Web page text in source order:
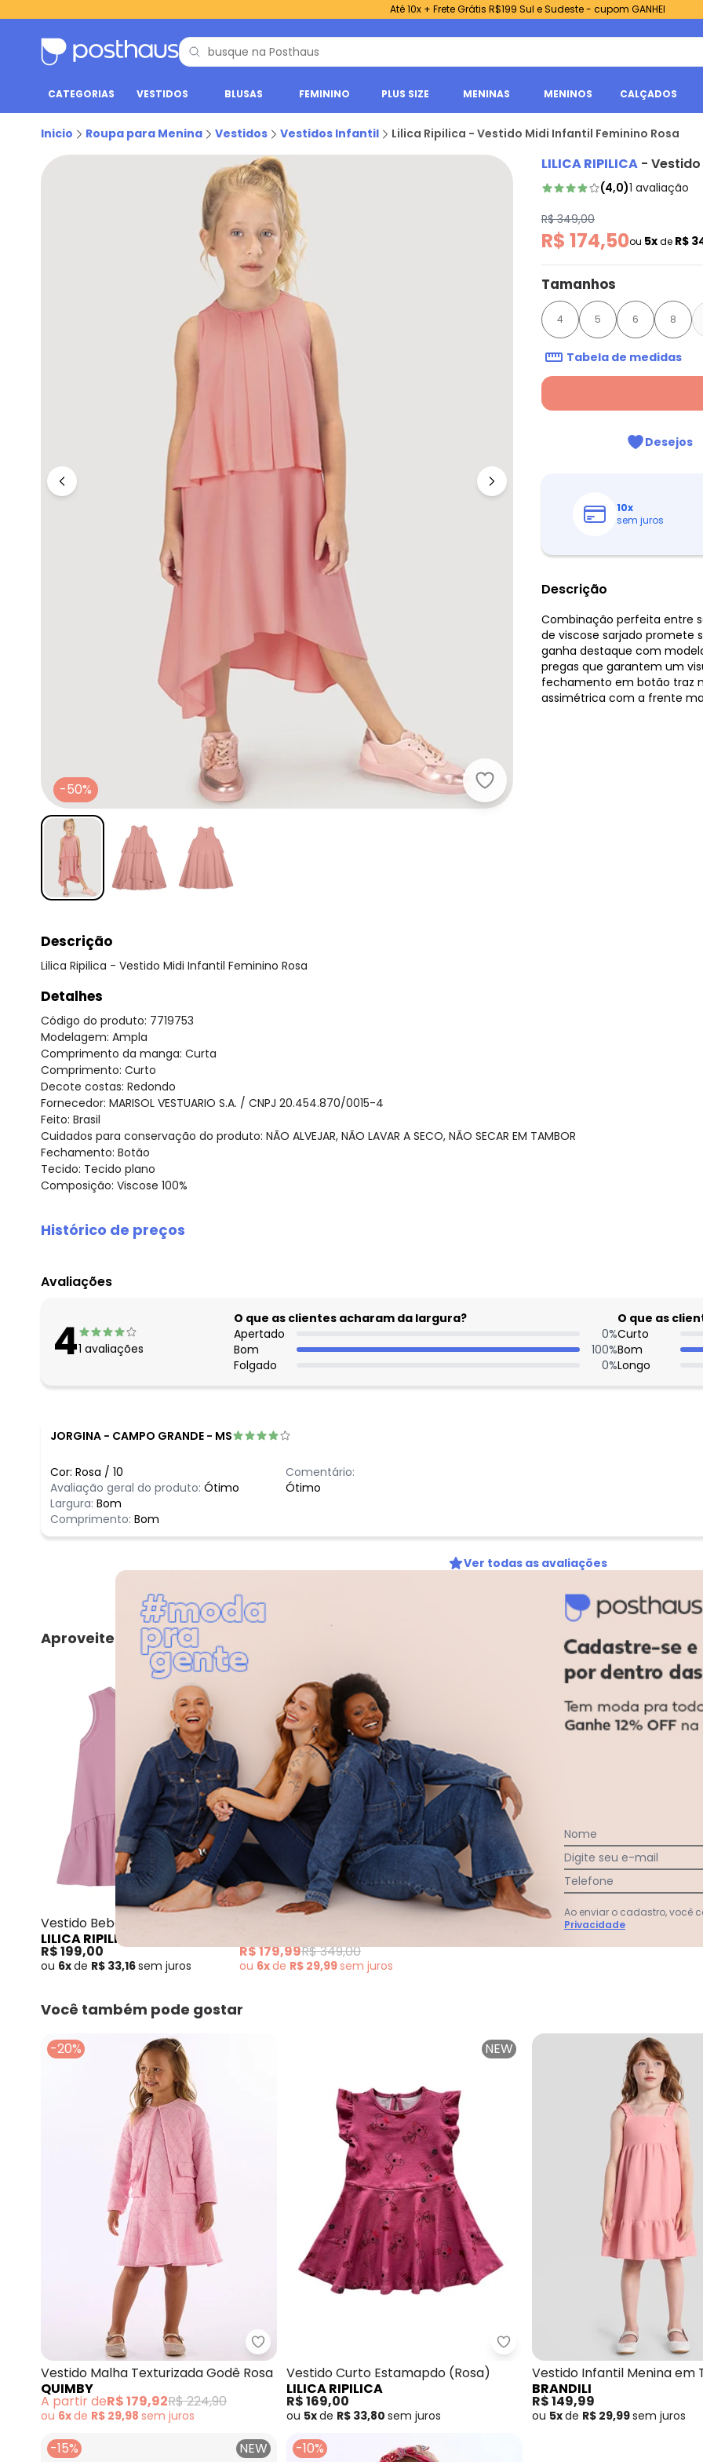
Até 10x + Frete Grátis R$199 Sul e Sudeste - cupom GANHEI
CATEGORIAS VESTIDOS BLUSAS FEMININO PLUS SIZE MENINAS MENINOS CALÇADOS
Inicio Roupa para Menina Vestidos Vestidos Infantil Lilica Ripilica - Vestido Midi Infantil Feminino Rosa
Lilica Ripilica - Vestido Midi Infantil
-50%
LILICA RIPILICA - Vestido
(4,0)1 avaliação
R$ 349,00
R$ 174,50ou 5xde R$
Tamanhos
4 5 6 8
Tabela de medidas
Desejos
10x
sem juros
Descrição
Combinação perfeita entre
de viscose sarjado promete
ganha destaque com
pregas que garantem um
fechamento em botão traz
assimétrica com a frente
Descrição
Lilica Ripilica - Vestido Midi Infantil Feminino Rosa
Detalhes
Código do produto: 7719753
Modelagem: Ampla
Comprimento da manga: Curta
Comprimento: Curto
Decote costas: Redondo
Fornecedor: MARISOL VESTUARIO S.A. / CNPJ 20.454.870/0015-4
Feito: Brasil
Cuidados para conservação do produto: NÃO ALVEJAR, NÃO LAVAR A SECO, NÃO SECAR EM TAMBOR
Fechamento: Botão
Tecido: Tecido plano
Composição: Viscose 100%
Histórico de preços
agosto/2026
maio/2026
abril/2026
fevereiro/2026
Avaliações
41 avaliações
O que as clientes acharam da largura?
Apertado
0%
Bom
100%
Folgado
0%
O que as
Curto
Bom
Longo
JORGINA - CAMPO GRANDE - MS
Cor: Rosa / 10
Avaliação geral do produto: Ótimo
Largura: Bom
Comprimento: Bom
Comentário:
Ótimo
Ver todas as avaliações
Aproveite e compre junto
NEW
Lilica Ripilica - Vestido Bebê Feminino Rosa
Vestido Bebê Feminino Rosa
LILICA RIPILICA
R$ 199,00
ou 6xde R$ 33,16sem juros
Lilica Ripilica - Vestido Manga Curta Feminino
R$ 179,99R$ 349,00
ou 6xde R$ 29,99sem juros
Você também pode gostar
-20%
Quimby - Vestido Malha Texturizada Godê Rosa
Vestido Malha Texturizada Godê Rosa
QUIMBY
A partir deR$ 179,92R$ 224,90
ou 6xde R$ 29,98 sem juros
NEW
Lilica Ripilica - Vestido Curto
Vestido Curto Estamapdo (Rosa)
LILICA RIPILICA
R$ 169,00
ou 5xde R$ 33,80 sem juros
Vestido Infantil Menina em
(Rosa)
BRANDILI
R$ 149,99
ou 5xde R$ 29,99sem juros
-15% NEW -10%
Nome
Digite seu e-mail
Telefone
Ao enviar o cadastro, você
Privacidade